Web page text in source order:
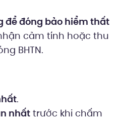
để đóng bảo hiểm thất
cảm tính hoặc thu
BHTN.
.
nhấttrước khi chấm